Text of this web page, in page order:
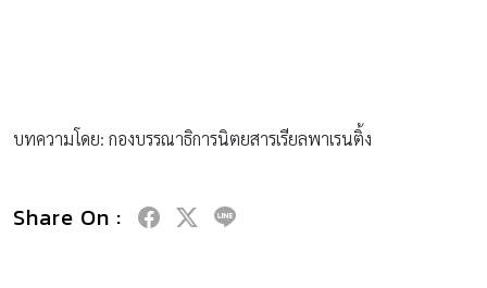
บทความโดย: กองบรรณาธิการนิตยสารเรียลพาเรนติ้ง
Share On :